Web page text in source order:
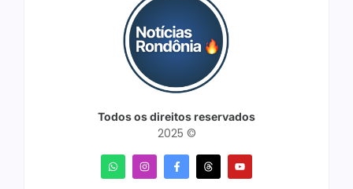
Todos os direitos reservados
2025 ©